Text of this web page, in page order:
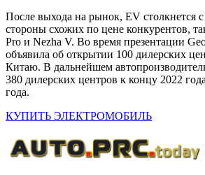
После выхода на рынок, EV столкнется
стороны схожих по цене конкурентов,
Pro и Nezha V. Во время презентации
объявила об открытии 100 дилерских
Китаю. В дальнейшем
380 дилерских центров к концу 2022
года.
КУПИТЬ ЭЛЕКТРОМОБИЛЬ